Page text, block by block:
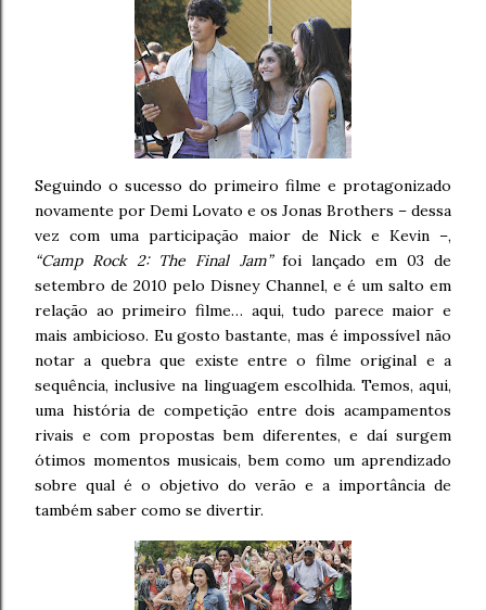
Seguindo o sucesso do primeiro filme e protagonizado
novamente por Demi Lovato e os Jonas Brothers – dessa
vez com uma participação maior de Nick e Kevin –,
“Camp Rock 2: The Final Jam”foi lançado em 03 de
setembro de 2010 pelo Disney Channel, e é um salto em
relação ao primeiro filme… aqui, tudo parece maior e
mais ambicioso. Eu gosto bastante, mas é impossível não
notar a quebra que existe entre o filme original e a
sequência, inclusive na linguagem escolhida. Temos, aqui,
uma história de competição entre dois acampamentos
rivais e com propostas bem diferentes, e daí surgem
ótimos momentos musicais, bem como um aprendizado
sobre qual é o objetivo do verão e a importância de
também saber como se divertir.